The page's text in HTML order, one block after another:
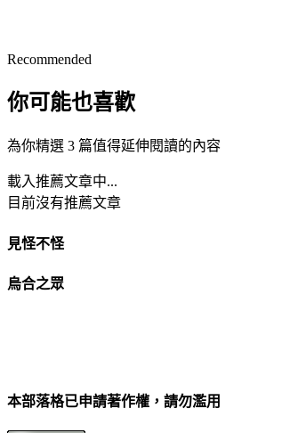
Recommended
你可能也喜歡
為你精選 3 篇值得延伸閱讀的內容
載入推薦文章中...
目前沒有推薦文章
見怪不怪
烏合之眾
本部落格已申請著作權，請勿濫用